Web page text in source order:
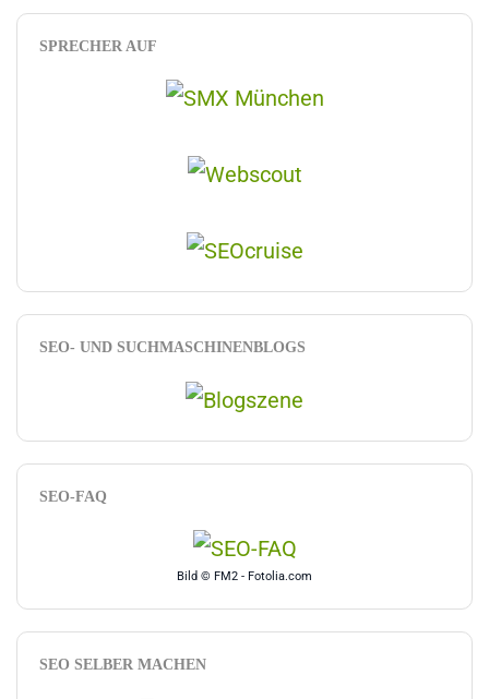
SPRECHER AUF
SEO- UND SUCHMASCHINENBLOGS
SEO-FAQ
Bild © FM2 - Fotolia.com
SEO SELBER MACHEN